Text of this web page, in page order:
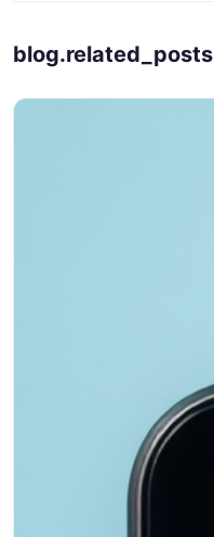
blog.related_posts